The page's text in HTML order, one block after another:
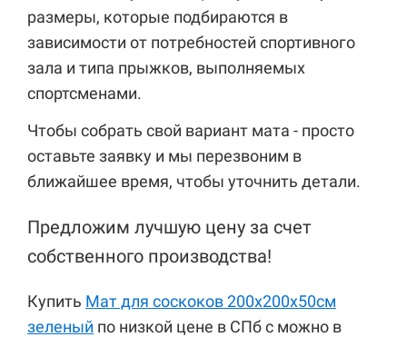
размеры, которые подбираются в
зависимости от потребностей спортивного
зала и типа прыжков, выполняемых
спортсменами.
Чтобы собрать свой вариант мата - просто
оставьте заявку и мы перезвоним в
ближайшее время, чтобы уточнить детали.
Предложим лучшую цену за счет
собственного производства!
Купить Мат для соскоков 200х200х50см
зеленый по низкой цене в СПб с можно в